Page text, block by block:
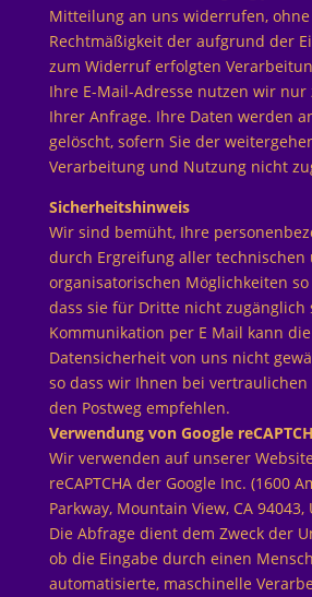
Mitteilung an uns widerrufen, ohne
Rechtmäßigkeit der aufgrund der
zum Widerruf erfolgten
Ihre E-Mail-Adresse nutzen wir
Ihrer Anfrage. Ihre Daten werden
gelöscht, sofern Sie der
Verarbeitung und Nutzung nicht
Sicherheitshinweis
Wir sind bemüht, Ihre
durch Ergreifung aller technischen
organisatorischen Möglichkeiten
dass sie für Dritte nicht zugänglich
Kommunikation per E Mail kann
Datensicherheit von uns nicht
so dass wir Ihnen bei
den Postweg empfehlen.
Verwendung von Google
Wir verwenden auf unserer
reCAPTCHA der Google Inc. (1600
Parkway, Mountain View, CA 94043,
Die Abfrage dient dem Zweck der
ob die Eingabe durch einen
automatisierte, maschinelle